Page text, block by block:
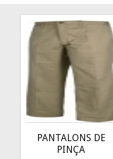
PANTALONS DE
PINÇA